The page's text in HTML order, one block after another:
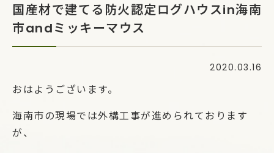
国産材で建てる防火認定ログハウスin海南
市andミッキーマウス
2020.03.16
おはようございます。
海南市の現場では外構工事が進められております
が、